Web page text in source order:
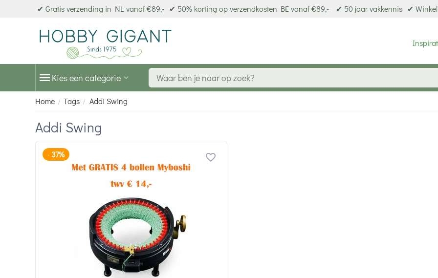
✔ Gratis verzending in NL vanaf €89,- ✔ 50% korting op verzendkosten BE vanaf €89,- ✔ 50 jaar vakkennis ✔
Kies een categorie
Home / Tags / Addi Swing
Addi Swing
- 37%